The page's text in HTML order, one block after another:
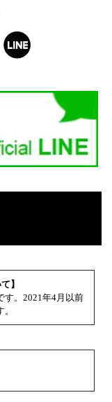
】
す。2021年4月以前